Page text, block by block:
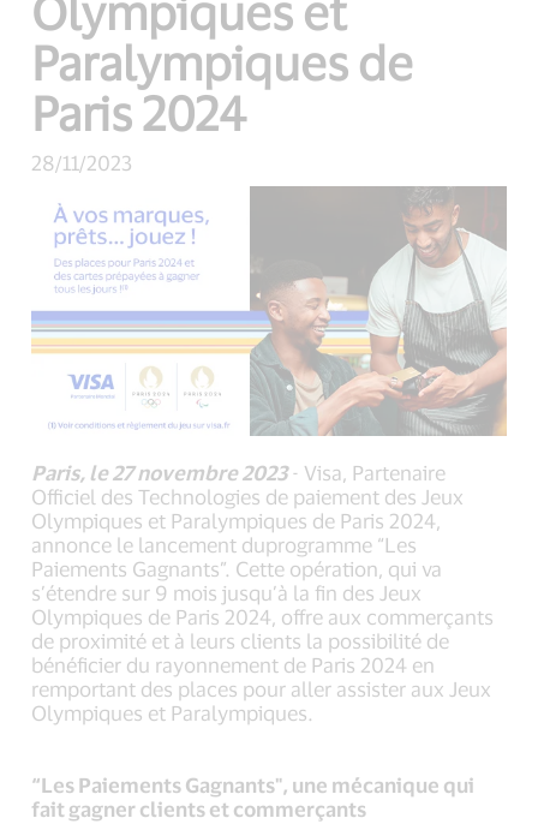
Olympiques et
Paralympiques de
Paris 2024
28/11/2023
Paris, le 27 novembre 2023- Visa, Partenaire
Officiel des Technologies de paiement des Jeux
Olympiques et Paralympiques de Paris 2024,
annonce le lancement duprogramme “Les
Paiements Gagnants”. Cette opération, qui va
s’étendre sur 9 mois jusqu’à la fin des Jeux
Olympiques de Paris 2024, offre aux commerçants
de proximité et à leurs clients la possibilité de
bénéficier du rayonnement de Paris 2024 en
remportant des places pour aller assister aux Jeux
Olympiques et Paralympiques.
“Les Paiements Gagnants", une mécanique qui
fait gagner clients et commerçants